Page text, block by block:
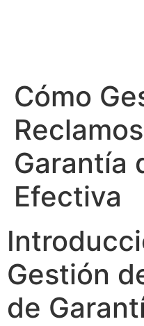
Cómo
Garantía
Efectiva
Gestión
de